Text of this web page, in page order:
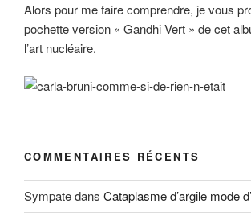
Alors pour me faire comprendre, je vous
pochette version « Gandhi Vert » de cet
l’art nucléaire.
COMMENTAIRES RÉCENTS
Sympatedans Cataplasme d’argile mode